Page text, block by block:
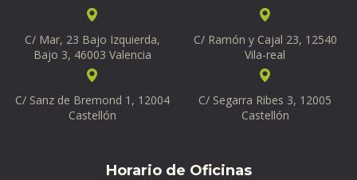
C/ Mar, 23 Bajo Izquierda,
Bajo 3, 46003 Valencia
C/ Ramón y Cajal 23, 12540
Vila-real
C/ Sanz de Bremond 1, 12004
Castellón
C/ Segarra Ribes 3, 12005
Castellón
Horario de Oficinas